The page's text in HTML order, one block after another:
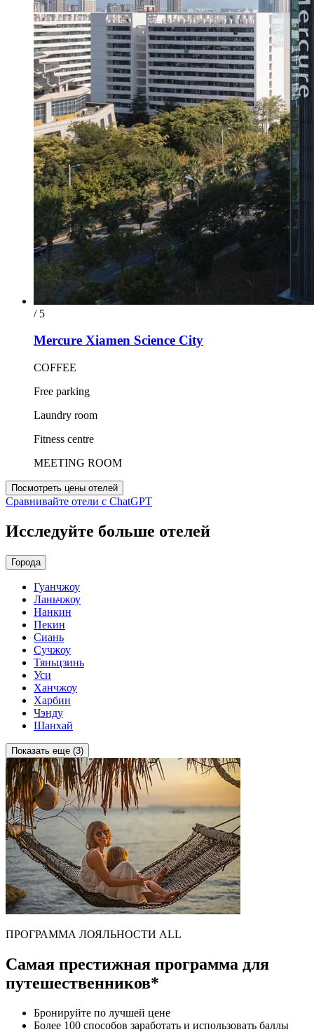
/ 5
Mercure Xiamen Science City
COFFEE
Free parking
Laundry room
Fitness centre
MEETING ROOM
Посмотреть цены отелей
Сравнивайте отели с ChatGPT
Исследуйте больше отелей
Города
Гуанчжоу
Ланьчжоу
Нанкин
Пекин
Сиань
Сучжоу
Тяньцзинь
Уси
Ханчжоу
Харбин
Чэнду
Шанхай
Показать еще (3)
ПРОГРАММА ЛОЯЛЬНОСТИ ALL
Самая престижная программа для
путешественников*
Бронируйте по лучшей цене
Более 100 способов заработать и использовать баллы